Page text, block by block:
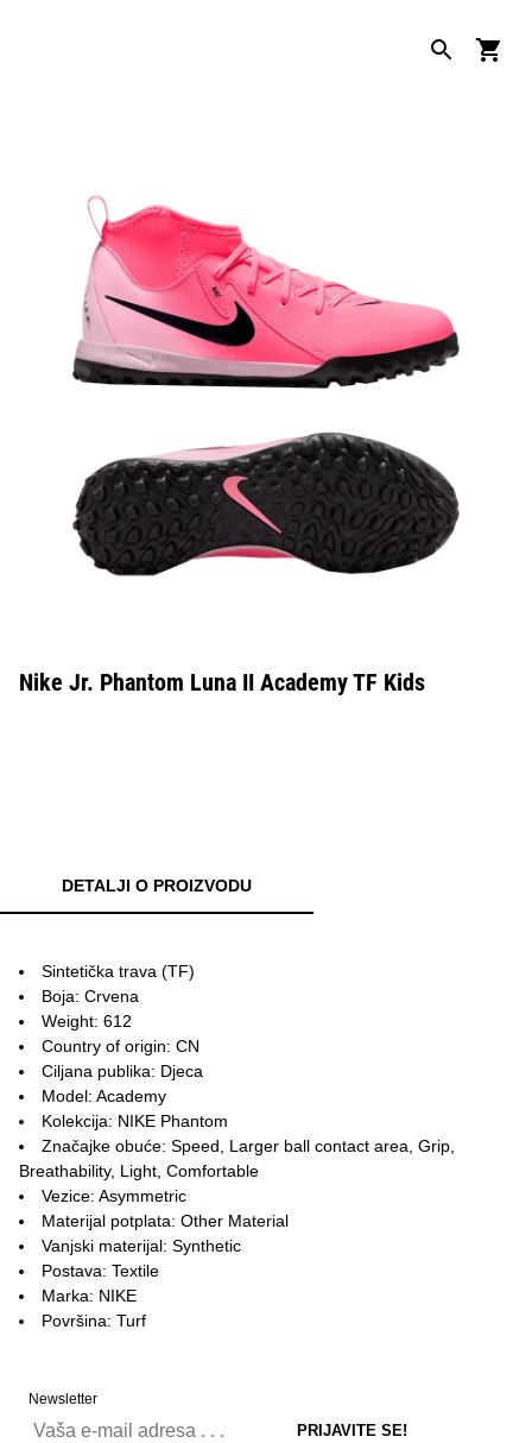
Nike Jr. Phantom Luna II Academy TF Kids
DETALJI O PROIZVODU
Sintetička trava (TF)
Boja: Crvena
Weight: 612
Country of origin: CN
Ciljana publika: Djeca
Model: Academy
Kolekcija: NIKE Phantom
Značajke obuće: Speed, Larger ball contact area, Grip,
Breathability, Light, Comfortable
Vezice: Asymmetric
Materijal potplata: Other Material
Vanjski materijal: Synthetic
Postava: Textile
Marka: NIKE
Površina: Turf
Newsletter